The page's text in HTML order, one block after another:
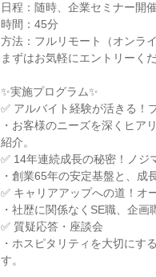
日程：随時、企業セミナー開催
時間：45分
方法：フルリモート（オンライ
まずはお気軽にエントリーく
✨実施プログラム✨
✅ アルバイト経験が活きる！
・お客様のニーズを深くヒア
紹介。
✅ 14年連続成長の秘密！ノジ
・創業65年の安定基盤と、成
✅ キャリアアップへの道！オ
・社歴に関係なくSE職、企
✅ 質疑応答・座談会
・ホスピタリティを大切にす
す。